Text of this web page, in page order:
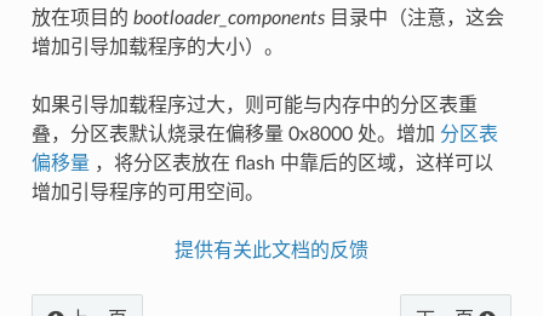
放在项目的 bootloader_components目录中（注意，这会
增加引导加载程序的大小）。
如果引导加载程序过大，则可能与内存中的分区表重
叠，分区表默认烧录在偏移量 0x8000 处。增加 分区表
偏移量 ，将分区表放在 flash 中靠后的区域，这样可以
增加引导程序的可用空间。
提供有关此文档的反馈